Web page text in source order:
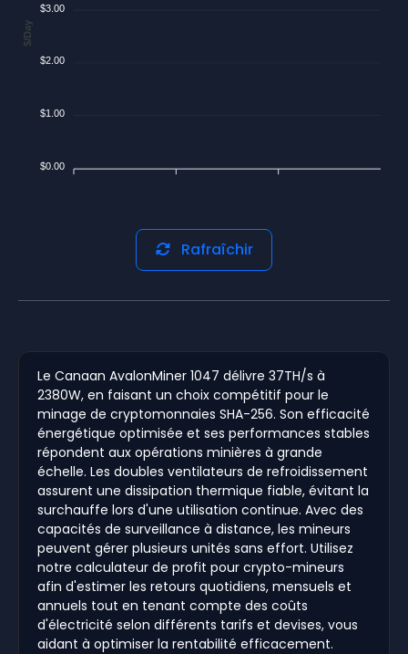
$3.00
$2.00
$1.00
$0.00
$/Day
Rafraîchir
Le Canaan AvalonMiner 1047 délivre 37TH/s à
2380W, en faisant un choix compétitif pour le
minage de cryptomonnaies SHA-256. Son efficacité
énergétique optimisée et ses performances stables
répondent aux opérations minières à grande
échelle. Les doubles ventilateurs de refroidissement
assurent une dissipation thermique fiable, évitant la
surchauffe lors d'une utilisation continue. Avec des
capacités de surveillance à distance, les mineurs
peuvent gérer plusieurs unités sans effort. Utilisez
notre calculateur de profit pour crypto-mineurs
afin d'estimer les retours quotidiens, mensuels et
annuels tout en tenant compte des coûts
d'électricité selon différents tarifs et devises, vous
aidant à optimiser la rentabilité efficacement.